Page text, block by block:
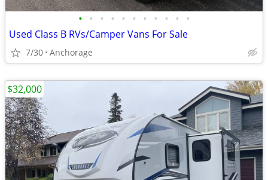
• • • • • • • • • • •
Used Class B RVs/Camper Vans For Sale
7/30 Anchorage
$32,000